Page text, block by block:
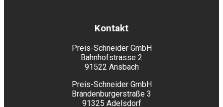
Kontakt
Preis-Schneider GmbH
Bahnhofstrasse 2
91522 Ansbach
Preis-Schneider GmbH
Brandenburgerstraße 3
91325 Adelsdorf